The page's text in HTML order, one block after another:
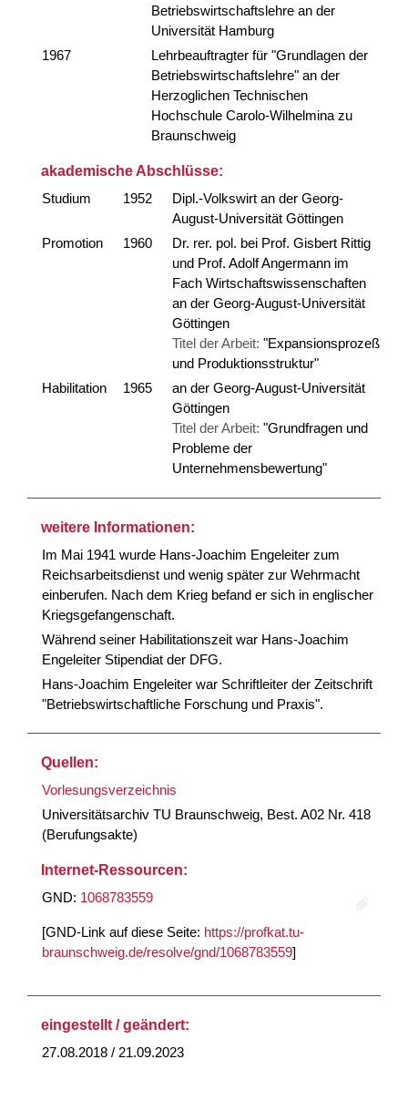
Betriebswirtschaftslehre an der
Universität Hamburg
1967
Lehrbeauftragter für "Grundlagen der
Betriebswirtschaftslehre" an der
Herzoglichen Technischen
Hochschule Carolo-Wilhelmina zu
Braunschweig
akademische Abschlüsse:
Studium
1952
Dipl.-Volkswirt an der Georg-
August-Universität Göttingen
Promotion
1960
Dr. rer. pol. bei Prof. Gisbert Rittig
und Prof. Adolf Angermann im
Fach Wirtschaftswissenschaften
an der Georg-August-Universität
Göttingen
Titel der Arbeit: "Expansionsprozeß
und Produktionsstruktur"
Habilitation
1965
an der Georg-August-Universität
Göttingen
Titel der Arbeit: "Grundfragen und
Probleme der
Unternehmensbewertung"
weitere Informationen:
Im Mai 1941 wurde Hans-Joachim Engeleiter zum
Reichsarbeitsdienst und wenig später zur Wehrmacht
einberufen. Nach dem Krieg befand er sich in englischer
Kriegsgefangenschaft.
Während seiner Habilitationszeit war Hans-Joachim
Engeleiter Stipendiat der DFG.
Hans-Joachim Engeleiter war Schriftleiter der Zeitschrift
"Betriebswirtschaftliche Forschung und Praxis".
Quellen:
Vorlesungsverzeichnis
Universitätsarchiv TU Braunschweig, Best. A02 Nr. 418
(Berufungsakte)
Internet-Ressourcen:
GND: 1068783559
[GND-Link auf diese Seite: https://profkat.tu-
braunschweig.de/resolve/gnd/1068783559]
eingestellt / geändert:
27.08.2018 / 21.09.2023